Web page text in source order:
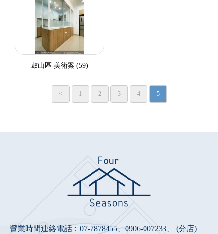
鼓山區-美術案 (59)
< 1 2 3 4 5
營業時間連絡電話： 07-7878455、0906-007233 、 (分店)